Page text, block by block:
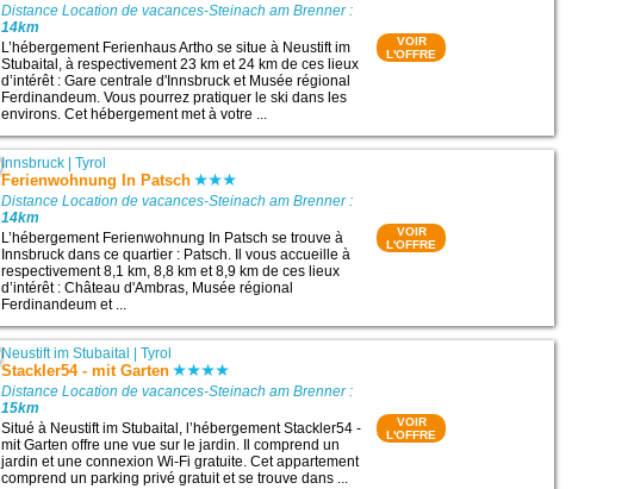
Distance Location de vacances-Steinach am Brenner :
14km
L’hébergement Ferienhaus Artho se situe à Neustift im
Stubaital, à respectivement 23 km et 24 km de ces lieux
d’intérêt : Gare centrale d'Innsbruck et Musée régional
Ferdinandeum. Vous pourrez pratiquer le ski dans les
environs. Cet hébergement met à votre ...
VOIR
L'OFFRE
Innsbruck |Tyrol
Ferienwohnung In Patsch
Distance Location de vacances-Steinach am Brenner :
14km
L’hébergement Ferienwohnung In Patsch se trouve à
Innsbruck dans ce quartier : Patsch. Il vous accueille à
respectivement 8,1 km, 8,8 km et 8,9 km de ces lieux
d’intérêt : Château d'Ambras, Musée régional
Ferdinandeum et ...
VOIR
L'OFFRE
Neustift im Stubaital |Tyrol
Stackler54 - mit Garten
Distance Location de vacances-Steinach am Brenner :
15km
Situé à Neustift im Stubaital, l’hébergement Stackler54 -
mit Garten offre une vue sur le jardin. Il comprend un
jardin et une connexion Wi-Fi gratuite. Cet appartement
comprend un parking privé gratuit et se trouve dans ...
VOIR
L'OFFRE